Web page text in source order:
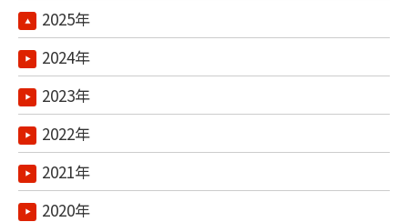
2025年
2024年
2023年
2022年
2021年
2020年